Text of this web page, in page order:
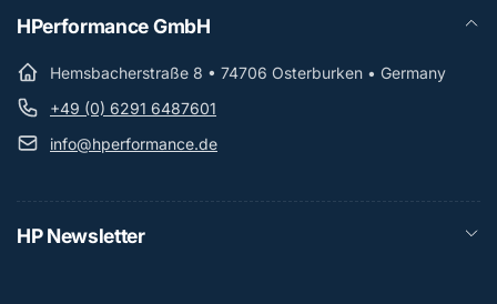
HPerformance GmbH
Hemsbacherstraße 8 • 74706 Osterburken • Germany
+49 (0) 6291 6487601
info@hperformance.de
HP Newsletter